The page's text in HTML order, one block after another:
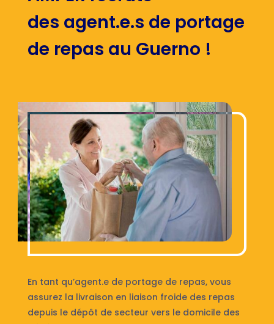
des agent.e.s de portage
de repas au Guerno !
En tant qu’agent.e de portage de repas, vous
assurez la livraison en liaison froide des repas
depuis le dépôt de secteur vers le domicile des